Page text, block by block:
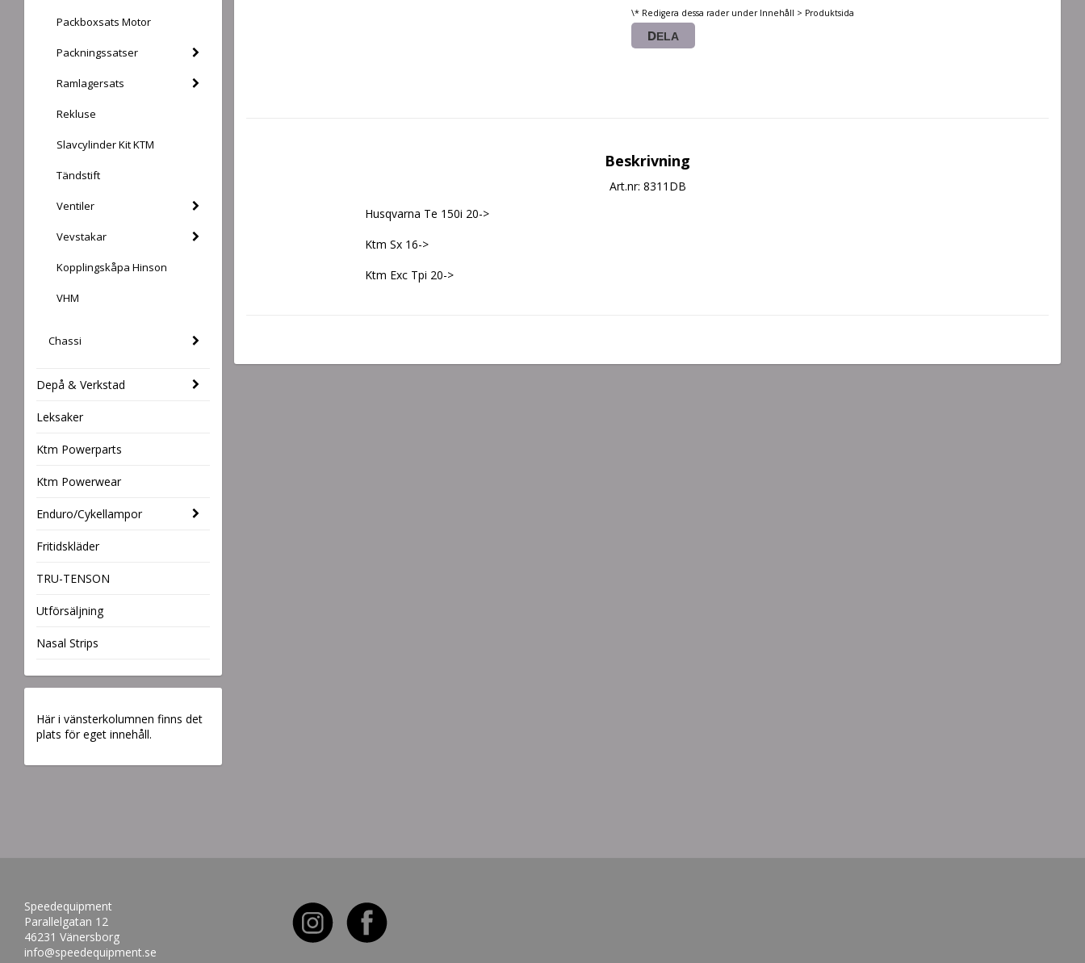
Packboxsats Motor
Packningssatser
Ramlagersats
Rekluse
Slavcylinder Kit KTM
Tändstift
Ventiler
Vevstakar
Kopplingskåpa Hinson
VHM
Chassi
Depå & Verkstad
Leksaker
Ktm Powerparts
Ktm Powerwear
Enduro/Cykellampor
Fritidskläder
TRU-TENSON
Utförsäljning
Nasal Strips
Här i vänsterkolumnen finns det
plats för eget innehåll.
\* Redigera dessa rader under Innehåll > Produktsida
DELA
Beskrivning
Art.nr: 8311DB
Husqvarna Te 150i 20->
Ktm Sx 16->
Ktm Exc Tpi 20->
Speedequipment
Parallelgatan 12
46231 Vänersborg
info@speedequipment.se